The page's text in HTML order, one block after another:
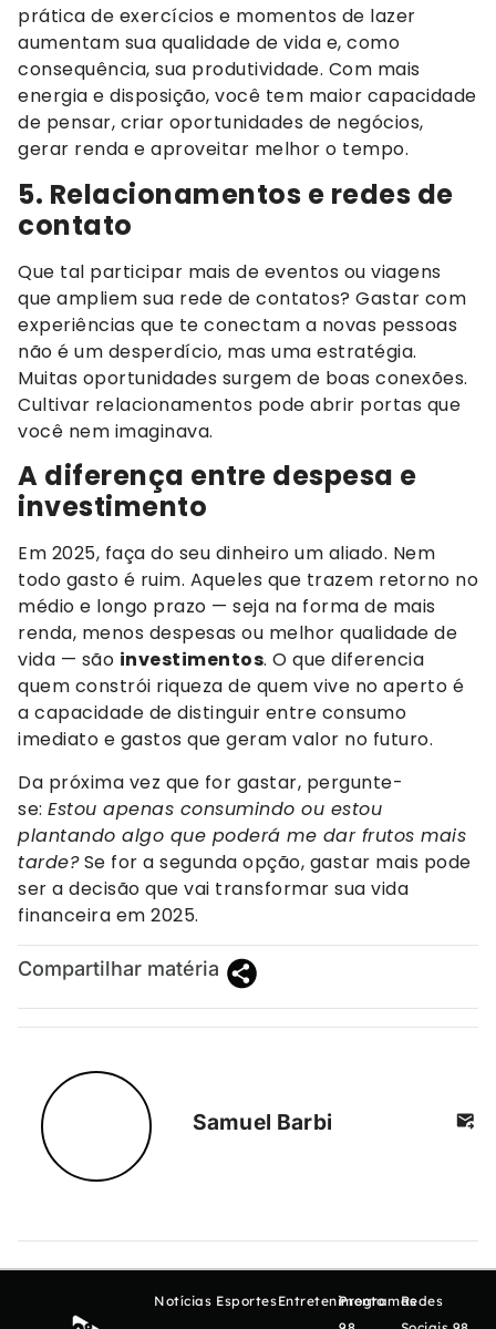
prática de exercícios e momentos de lazer
aumentam sua qualidade de vida e, como
consequência, sua produtividade. Com mais
energia e disposição, você tem maior capacidade
de pensar, criar oportunidades de negócios,
gerar renda e aproveitar melhor o tempo.
5. Relacionamentos e redes de
contato
Que tal participar mais de eventos ou viagens
que ampliem sua rede de contatos? Gastar com
experiências que te conectam a novas pessoas
não é um desperdício, mas uma estratégia.
Muitas oportunidades surgem de boas conexões.
Cultivar relacionamentos pode abrir portas que
você nem imaginava.
A diferença entre despesa e
investimento
Em 2025, faça do seu dinheiro um aliado. Nem
todo gasto é ruim. Aqueles que trazem retorno no
médio e longo prazo — seja na forma de mais
renda, menos despesas ou melhor qualidade de
vida — são investimentos. O que diferencia
quem constrói riqueza de quem vive no aperto é
a capacidade de distinguir entre consumo
imediato e gastos que geram valor no futuro.
Da próxima vez que for gastar, pergunte-
se: Estou apenas consumindo ou estou
plantando algo que poderá me dar frutos mais
tarde?Se for a segunda opção, gastar mais pode
ser a decisão que vai transformar sua vida
financeira em 2025.
Compartilhar matéria
Samuel Barbi
Notícias EsportesEntretenimento
ProgramasRedes